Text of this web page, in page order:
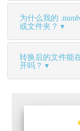
为什么我的
或文件夹？
转换后的文件能
开吗？